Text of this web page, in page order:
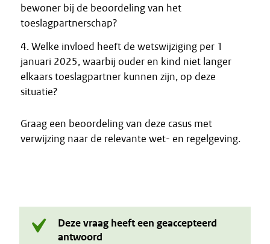
bewoner bij de beoordeling van het
toeslagpartnerschap?
4. Welke invloed heeft de wetswijziging per 1
januari 2025, waarbij ouder en kind niet langer
elkaars toeslagpartner kunnen zijn, op deze
situatie?
Graag een beoordeling van deze casus met
verwijzing naar de relevante wet- en regelgeving.
Deze vraag heeft een geaccepteerd
antwoord